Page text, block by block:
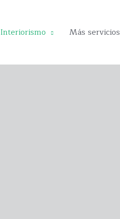
Interiorismo Más servicios